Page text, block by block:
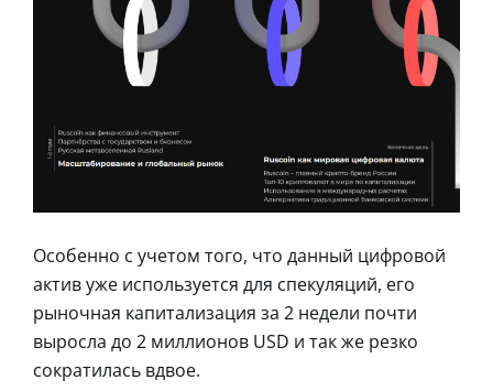
Особенно с учетом того, что данный цифровой
актив уже используется для спекуляций, его
рыночная капитализация за 2 недели почти
выросла до 2 миллионов USD и так же резко
сократилась вдвое.